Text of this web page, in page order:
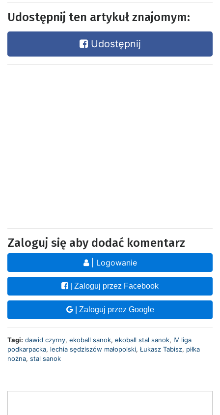
Udostępnij ten artykuł znajomym:
Udostępnij
Zaloguj się aby dodać komentarz
| Logowanie
| Zaloguj przez Facebook
| Zaloguj przez Google
Tagi: dawid czyrny, ekoball sanok, ekoball stal sanok, IV liga
podkarpacka, lechia sędziszów małopolski, Łukasz Tabisz, piłka
nożna, stal sanok